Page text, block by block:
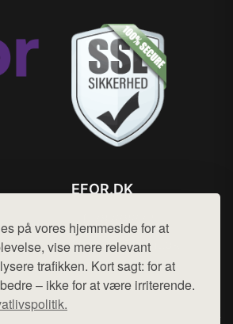
på vores hjemmeside for at
vise mere relevant
trafikken. Kort sagt: for at
– ikke for at være irriterende.
EFOR.DK
Mail: hej@want.dk
Cookie- og privatlivspolitik